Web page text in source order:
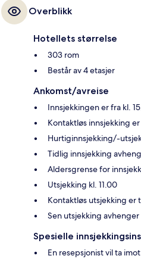
Overblikk
Hotellets størrelse
303 rom
Består av 4 etasjer
Ankomst/avreise
Innsjekkingen er fra kl.
Kontaktløs innsjekking
Hurtiginnsjekking/-
Tidlig innsjekking
Aldersgrense for
Utsjekking kl. 11.00
Kontaktløs utsjekking er
Sen utsjekking
Spesielle
En resepsjonist vil ta